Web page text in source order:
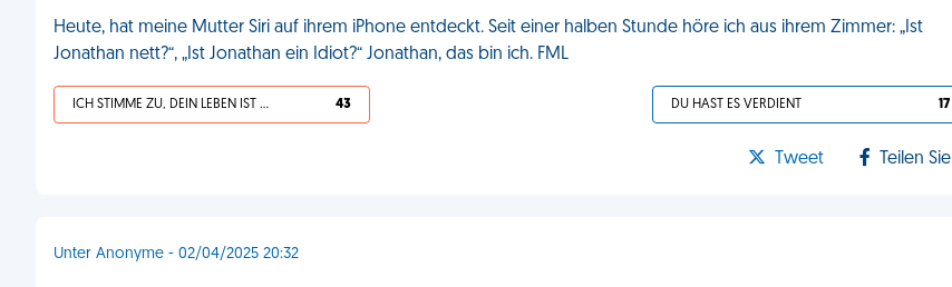
Heute, hat meine Mutter Siri auf ihrem iPhone entdeckt. Seit einer halben Stunde höre ich aus ihrem Zimmer: „Ist
Jonathan nett?“, „Ist Jonathan ein Idiot?“ Jonathan, das bin ich. FML
ICH STIMME ZU, DEIN LEBEN IST SCHEISSE 43 DU HAST ES VERDIENT 17
Tweet Teilen Sie
Unter Anonyme - 02/04/2025 20:32